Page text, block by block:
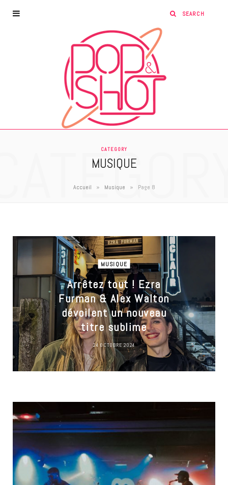
CATEGORY
MUSIQUE
Accueil » Musique » Page 8
MUSIQUE
Arrêtez tout ! Ezra
Furman & Alex Walton
dévoilent un nouveau
titre sublime
24 OCTOBRE 2024